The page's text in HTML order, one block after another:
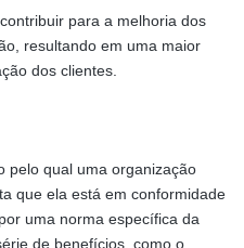
para a melhoria dos
resultando em uma maior
dos clientes.
pelo qual uma organização
que ela está em conformidade
uma norma específica da
de benefícios, como o